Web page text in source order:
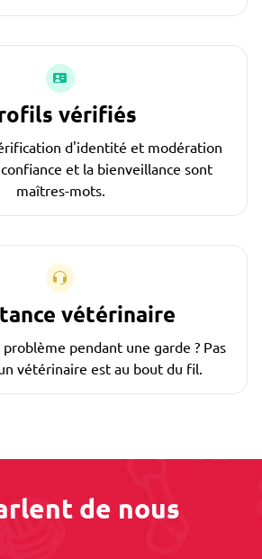
vérifiés
d'identité et modération
et la bienveillance sont
maîtres-mots.
vétérinaire
pendant une garde ? Pas
vétérinaire est au bout du fil.
de nous